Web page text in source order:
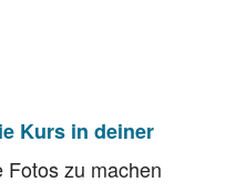
Kurs in deiner
Fotos zu machen